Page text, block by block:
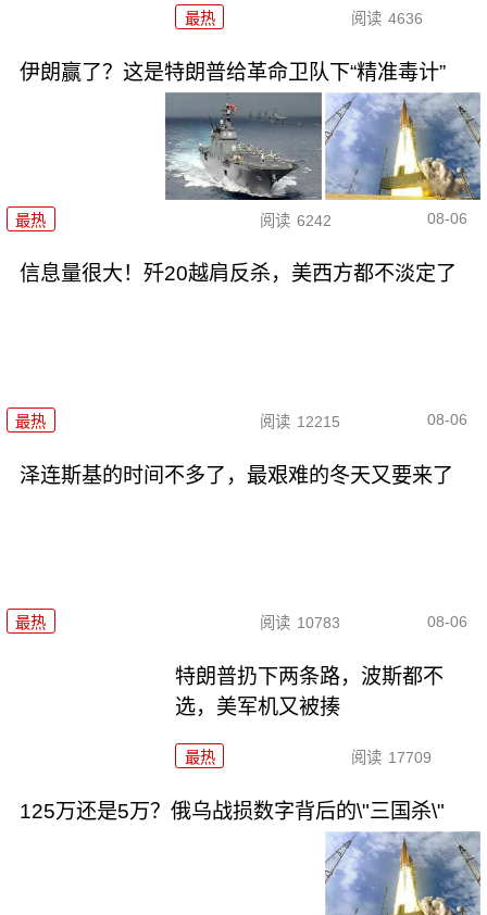
最热 阅读 4636
伊朗赢了？这是特朗普给革命卫队下“精准毒计”
最热 阅读 6242 08-06
信息量很大！歼20越肩反杀，美西方都不淡定了
最热 阅读 12215 08-06
泽连斯基的时间不多了，最艰难的冬天又要来了
最热 阅读 10783 08-06
特朗普扔下两条路，波斯都不
选，美军机又被揍
最热 阅读 17709
125万还是5万？俄乌战损数字背后的\"三国杀\"